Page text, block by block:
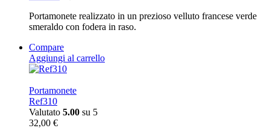
Portamonete realizzato in un prezioso velluto francese verde
smeraldo con fodera in raso.
Compare
Aggiungi al carrello
Portamonete
Ref310
Valutato 5.00 su 5
32,00 €